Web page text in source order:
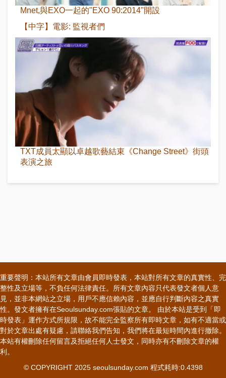
Mnet,與EXO一起的"EXO 90:2014"開設
【中字】電影: 監視者們
TXT成員太顯以卓越歌藝結束《Change Street》街頭
表演之旅
重要聲明：本站所有文章由會員即時發表，本站對所有文章的真實性、完
整性及立場等，不負任何法律責任。所有文章內容只代表發文者個人意
見，並非本網站之立場，用戶不應信賴內容，並應自行判斷內容之真實
性。發文者擁有在Seoulsunday.com張貼的文章。 由於本站是受到「即
時發表」運作方式所規限，故不能完全監察所有即時文章，如有不適當或
對於文章出處有疑慮，請聯絡我們告知，我們將在最短時間內進行撤除。
本站有權刪除任何留言及拒絕任何人士發文，同時亦有不刪除文章的權
利。
© COPYRIGHT 2025 seoulsunday.com 程式耗時:0.4398